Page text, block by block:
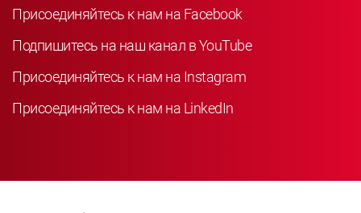
Присоединяйтесь к нам на Facebook
Подпишитесь на наш канал в YouTube
Присоединяйтесь к нам на Instagram
Присоединяйтесь к нам на LinkedIn